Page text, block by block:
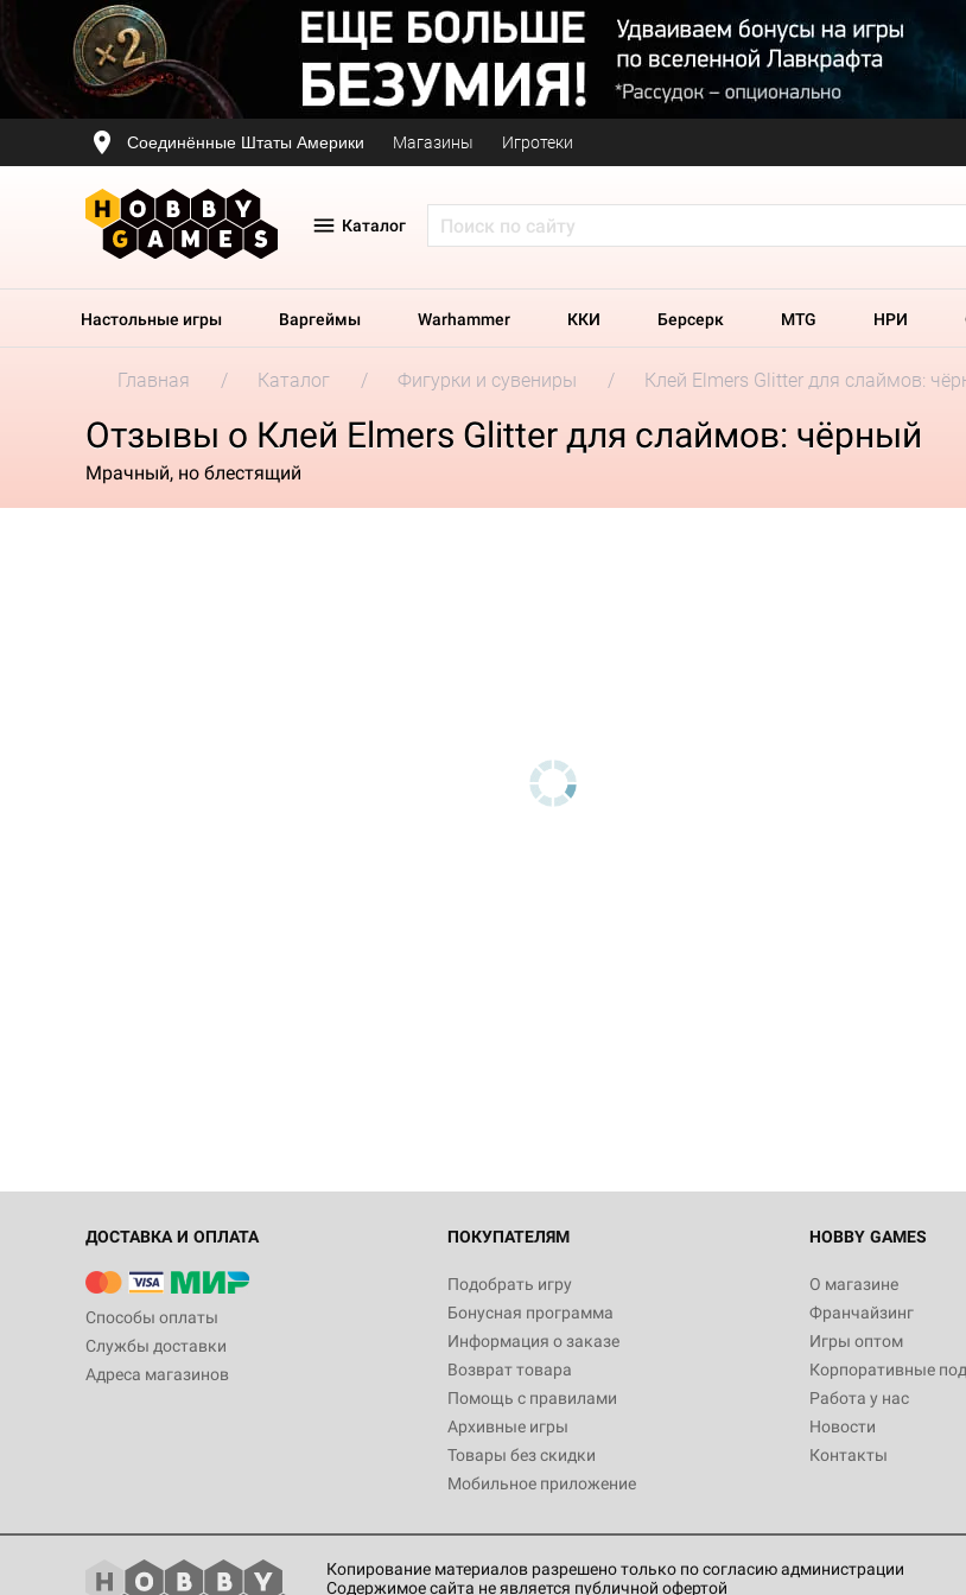
Соединённые Штаты Америки Магазины Игротеки
Каталог
Настольные игры Варгеймы Warhammer ККИ Берсерк MTG НРИ
Главная Каталог Фигурки и сувениры Клей Elmers Glitter для слаймов:
Отзывы о Клей Elmers Glitter для слаймов: чёрный
Мрачный, но блестящий
ДОСТАВКА И ОПЛАТА
Способы оплаты
Службы доставки
Адреса магазинов
ПОКУПАТЕЛЯМ
Подобрать игру
Бонусная программа
Информация о заказе
Возврат товара
Помощь с правилами
Архивные игры
Товары без скидки
Мобильное приложение
HOBBY GAMES
О магазине
Франчайзинг
Игры оптом
Корпоративные
Работа у нас
Новости
Контакты
Копирование материалов разрешено только по согласию администрации
Содержимое сайта не является публичной офертой